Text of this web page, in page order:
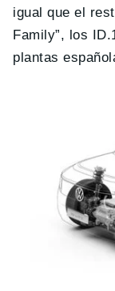
igual que el
Family”, los
plantas